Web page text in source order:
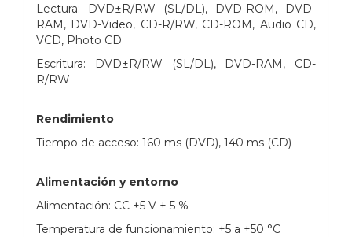
Lectura: DVD±R/RW (SL/DL), DVD-ROM, DVD-
RAM, DVD-Video, CD-R/RW, CD-ROM, Audio CD,
VCD, Photo CD
Escritura: DVD±R/RW (SL/DL), DVD-RAM, CD-
R/RW
Rendimiento
Tiempo de acceso: 160 ms (DVD), 140 ms (CD)
Alimentación y entorno
Alimentación: CC +5 V ± 5 %
Temperatura de funcionamiento: +5 a +50 °C